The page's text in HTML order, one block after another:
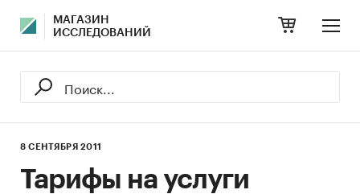
МАГАЗИН
ИССЛЕДОВАНИЙ
8 СЕНТЯБРЯ 2011
Тарифы на услуги